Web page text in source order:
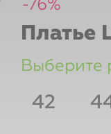
-76%
Платье
Выберите
42